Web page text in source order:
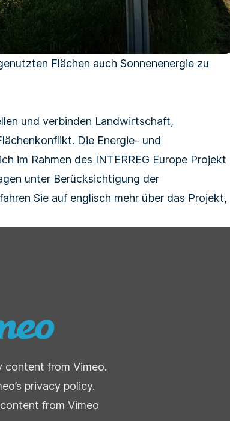
Flächen auch Sonnenenergie zu
und verbinden Landwirtschaft,
Die Energie- und
im Rahmen des INTERREG Europe Projekt
unter Berücksichtigung der
Sie auf englisch mehr über das Projekt,
content from Vimeo.
privacy policy.
from Vimeo